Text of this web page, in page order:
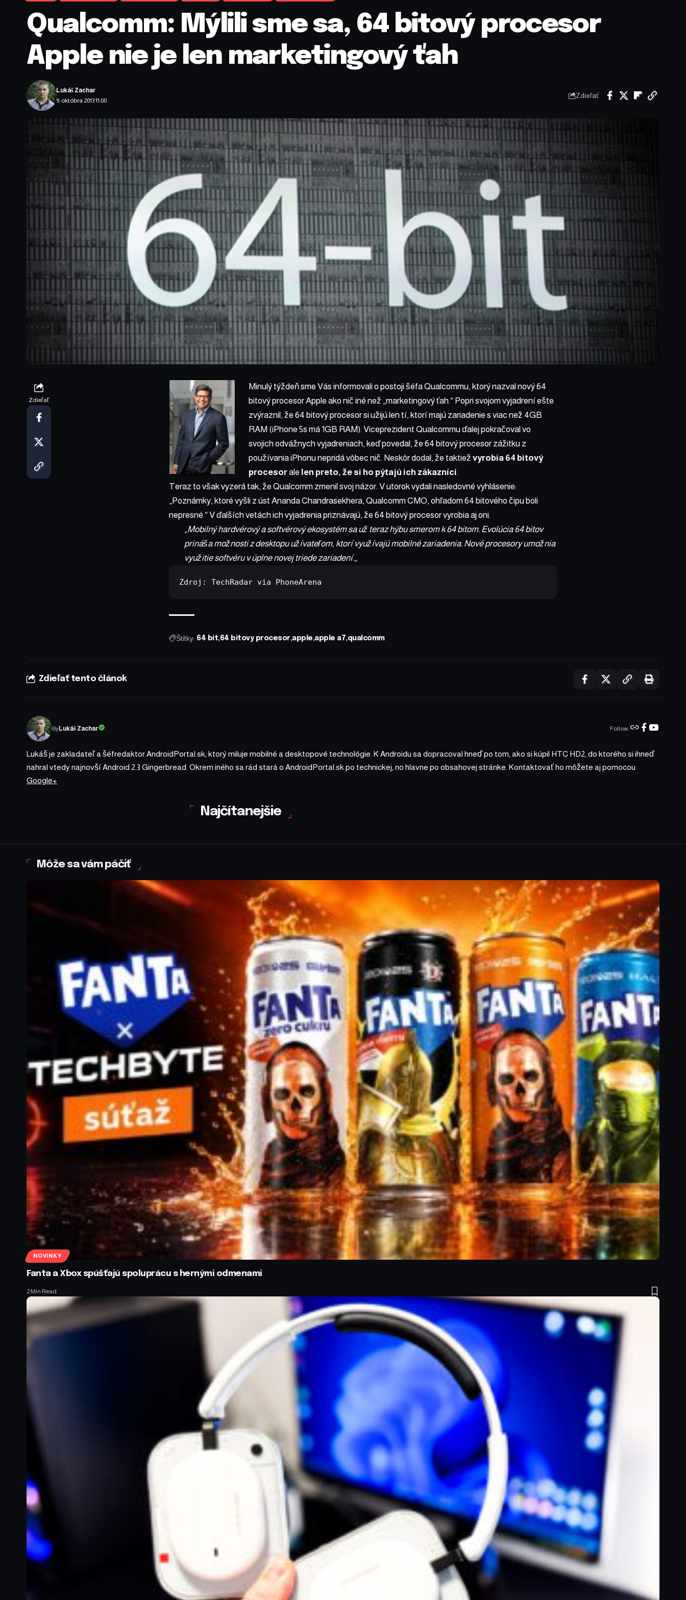
Qualcomm: Mýlili sme sa, 64 bitový procesor
Apple nie je len marketingový ťah
9. októbra 2013 11:00
Lukáš Zachar
Zdieľať
Zdieľať
Minulý týždeň sme Vás informovali o postoji šéfa Qualcommu, ktorýnazval nový 64
bitový procesor Apple ako nič iné než „marketingový ťah.“Popri svojom vyjadrení ešte
zvýraznil, že 64 bitový procesor si užijú len tí, ktorí majú zariadenie s viac než 4GB
RAM (iPhone 5s má 1GB RAM). Viceprezident Qualcommu ďalej pokračoval vo
svojich odvážnych vyjadreniach, keď povedal, že 64 bitový procesor zážitku z
používania iPhonu nepridá vôbec nič. Neskôr dodal, že taktiež vyrobia 64 bitový
procesorale len preto, že si ho pýtajú ich zákazníci.
Teraz to však vyzerá tak, že Qualcomm zmenil svoj názor. V utorok vydali nasledovné vyhlásenie:
„Poznámky, ktoré vyšli z úst Ananda Chandrasekhera, Qualcomm CMO, ohľadom 64 bitového čipu boli
nepresné.“ V ďalších vetách ich vyjadrenia priznávajú, že 64 bitový procesor vyrobia aj oni.
„Mobilný hardvérový a softvérový ekosystém sa už teraz hýbu smerom k 64 bitom. Evolúcia 64 bitov
prináša možnosti z desktopu užívateľom, ktorí využívajú mobilné zariadenia. Nové procesory umožnia
využitie softvéru v úplne novej triede zariadení.„
Zdroj: TechRadar via PhoneArena
Štítky: 64 bit 64 bitovy procesor apple apple a7 qualcomm
Zdieľať tento článok
ByLukáš Zachar Follow:
Lukáš je zakladateľ a šéfredaktor AndroidPortal.sk, ktorý miluje mobilné a desktopové technológie. K Androidu sa dopracoval hneď po tom, ako si kúpil HTC HD2, do ktorého si ihneď
nahral vtedy najnovší Android 2.3 Gingerbread. Okrem iného sa rád stará o AndroidPortal.sk po technickej, no hlavne po obsahovej stránke. Kontaktovať ho môžete aj pomocou
Google+
Najčítanejšie
Môže sa vám páčiť
NOVINKY
Fanta a Xbox spúšťajú spoluprácu s hernými odmenami
2 Min Read